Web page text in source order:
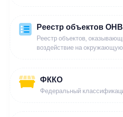
Реестр объектов
Реестр объектов,
воздействие на
ФККО
Федеральный